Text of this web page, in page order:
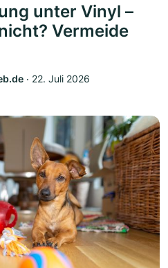
unter Vinyl –
Vermeide
‧ 22. Juli 2026